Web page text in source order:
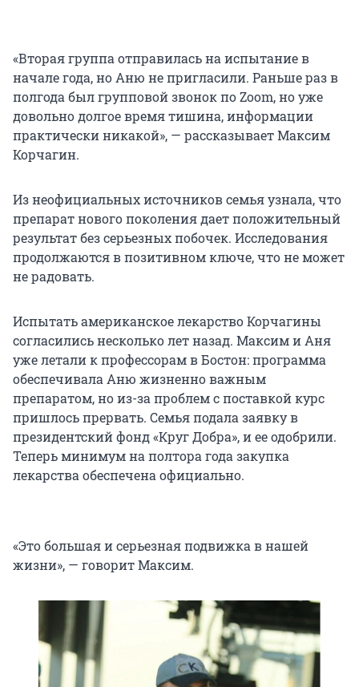
«Вторая группа отправилась на испытание в
начале года, но Аню не пригласили. Раньше раз в
полгода был групповой звонок по Zoom, но уже
довольно долгое время тишина, информации
практически никакой», — рассказывает Максим
Корчагин.
Из неофициальных источников семья узнала, что
препарат нового поколения дает положительный
результат без серьезных побочек. Исследования
продолжаются в позитивном ключе, что не может
не радовать.
Испытать американское лекарство Корчагины
согласились несколько лет назад. Максим и Аня
уже летали к профессорам в Бостон: программа
обеспечивала Аню жизненно важным
препаратом, но из-за проблем с поставкой курс
пришлось прервать. Семья подала заявку в
президентский фонд «Круг Добра», и ее одобрили.
Теперь минимум на полтора года закупка
лекарства обеспечена официально.
«Это большая и серьезная подвижка в нашей
жизни», — говорит Максим.